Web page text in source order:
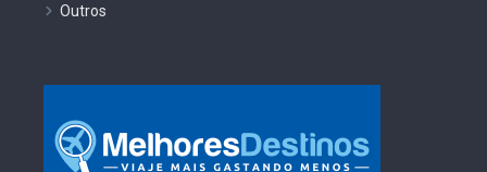
Outros